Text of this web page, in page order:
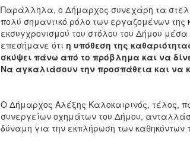
Παράλληλα, ο Δήμαρχος συνεχάρη τα
πολύ σημαντικό ρόλο των εργαζομένων της
εκσυγχρονισμού του στόλου του Δήμου
επεσήμανε ότι η υπόθεση της
σκύψει πάνω από το πρόβλημα και να
Να αγκαλιάσουν την προσπάθεια και να
Ο Δήμαρχος Αλέξης Καλοκαιρινός, τέλος,
συνεργείων οχημάτων του Δήμου,
δύναμη για την εκπλήρωση των καθηκόντων